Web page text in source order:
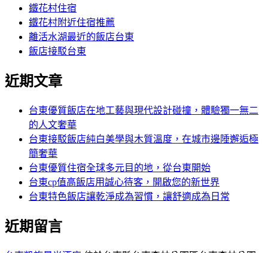
鐵花村住宿
鐵花村附近住宿推薦
離活水湖最近的飯店台東
飯店接駁台東
近期文章
台東優質飯店在地工藝與現代設計碰撞，體驗獨一無二
的人文奢華
台東接駁飯店純白美學與木質溫度，在城市邊陲邂逅極
簡奢華
台東優質住宿全球多元目的地，從台東開始
台東cp值高飯店用誠心待客，開啟您的新世界
台東特色飯店讓乾淨成為習慣，讓舒適成為日常
近期留言